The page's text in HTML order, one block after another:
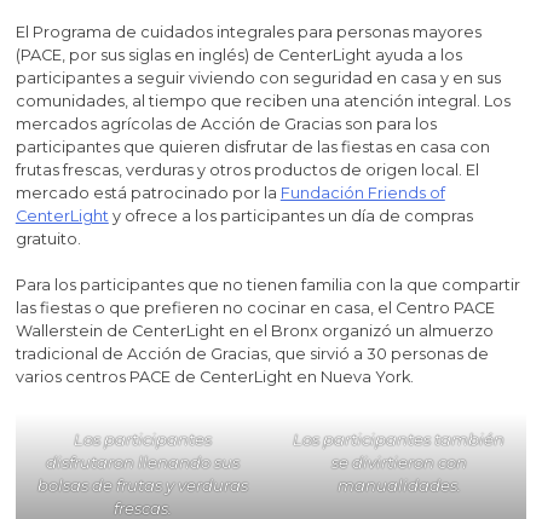
El Programa de cuidados integrales para personas mayores
(PACE, por sus siglas en inglés) de CenterLight ayuda a los
participantes a seguir viviendo con seguridad en casa y en sus
comunidades, al tiempo que reciben una atención integral. Los
mercados agrícolas de Acción de Gracias son para los
participantes que quieren disfrutar de las fiestas en casa con
frutas frescas, verduras y otros productos de origen local. El
mercado está patrocinado por la Fundación Friends of
CenterLighty ofrece a los participantes un día de compras
gratuito.
Para los participantes que no tienen familia con la que compartir
las fiestas o que prefieren no cocinar en casa, el Centro PACE
Wallerstein de CenterLight en el Bronx organizó un almuerzo
tradicional de Acción de Gracias, que sirvió a 30 personas de
varios centros PACE de CenterLight en Nueva York.
Los participantes
disfrutaron llenando sus
bolsas de frutas y verduras
frescas.
Los participantes también
se divirtieron con
manualidades.